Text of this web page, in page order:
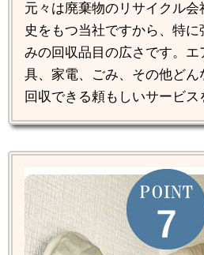
元々は廃棄物のリサイクル
史をもつ当社ですから、特
みの回収品目の広さです。エ
具、家電、ごみ、その他ど
回収できる頼もしいサービス